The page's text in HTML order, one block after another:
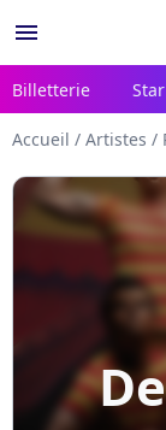
menu
Billetterie
Accueil / Artistes /